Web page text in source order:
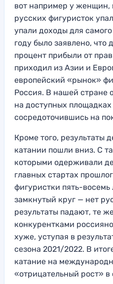
вот например у женщин,
русских фигуристок
упали доходы для
году было заявлено, что
процент прибыли от
приходил из Азии и
европейский «рынок»
Россия. В нашей стране
на доступных площадках
сосредоточившись на
Кроме того, результаты
катании пошли вниз. С
которыми одерживали
главных стартах
фигуристки пять-
замкнутый круг — нет
результаты падают, те
конкурентками
хуже, уступая в
сезона 2021/2022. В
катание на
«отрицательный рост»